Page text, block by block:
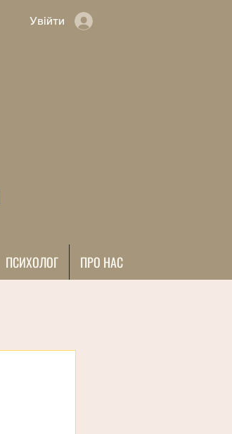
Увійти
ПСИХОЛОГ ПРО НАС